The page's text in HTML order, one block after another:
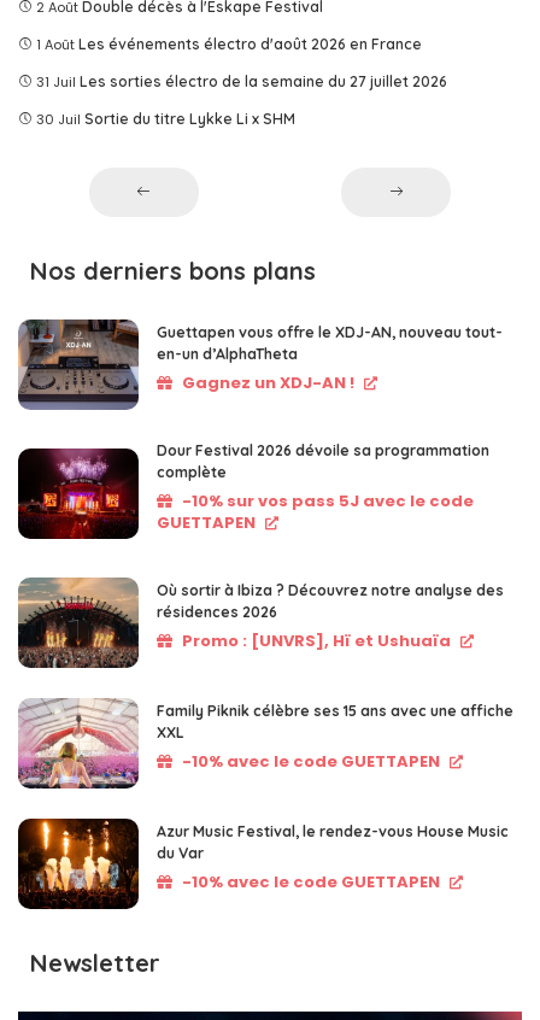
2 Août Double décès à l'Eskape Festival
1 Août Les événements électro d'août 2026 en France
31 Juil Les sorties électro de la semaine du 27 juillet 2026
30 Juil Sortie du titre Lykke Li x SHM
Nos derniers bons plans
Guettapen vous offre le XDJ-AN, nouveau tout-
en-un d’AlphaTheta
Gagnez un XDJ-AN !
Dour Festival 2026 dévoile sa programmation
complète
-10% sur vos pass 5J avec le code
GUETTAPEN
Où sortir à Ibiza ? Découvrez notre analyse des
résidences 2026
Promo : [UNVRS], Hï et Ushuaïa
Family Piknik célèbre ses 15 ans avec une affiche
XXL
-10% avec le code GUETTAPEN
Azur Music Festival, le rendez-vous House Music
du Var
-10% avec le code GUETTAPEN
Newsletter